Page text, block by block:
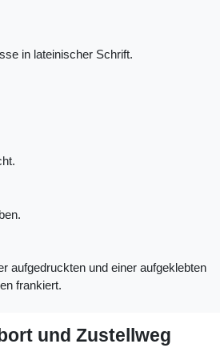
in lateinischer Schrift.
aufgedruckten und einer aufgeklebten
frankiert.
und Zustellweg